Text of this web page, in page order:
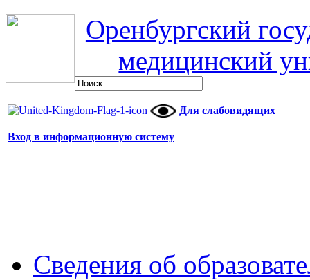
Оренбургский
медицинский
Для слабовидящих
Вход в информационную систему
Сведения об